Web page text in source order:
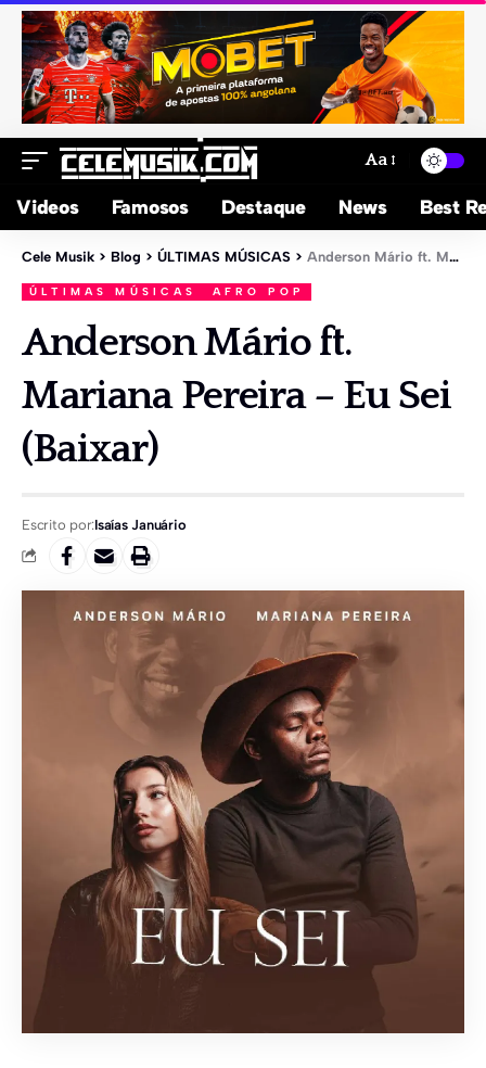
Aa
Videos Famosos Destaque News Best
Cele Musik > Blog > ÚLTIMAS MÚSICAS > Anderson Mário ft. Mariana Pereira – Eu Sei (Baixar)
ÚLTIMAS MÚSICAS AFRO POP
Anderson Mário ft.
Mariana Pereira – Eu Sei
(Baixar)
Escrito por:Isaías Januário